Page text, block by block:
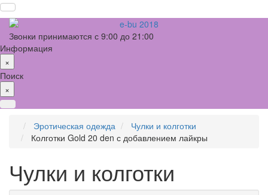
Звонки принимаются с 9:00 до 21:00
Информация
×
Поиск
×
Эротическая одежда
Чулки и колготки
Колготки Gold 20 den с добавлением лайкры
Чулки и колготки